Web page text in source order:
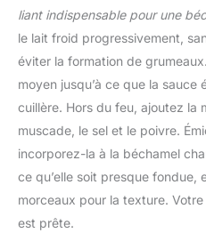
liant indispensable pour une
le lait froid progressivement,
éviter la formation de
moyen jusqu’à ce que la
cuillère. Hors du feu, ajoutez la
muscade, le sel et le poivre.
incorporez-la à la béchamel
ce qu’elle soit presque fondue,
morceaux pour la texture.
est prête.